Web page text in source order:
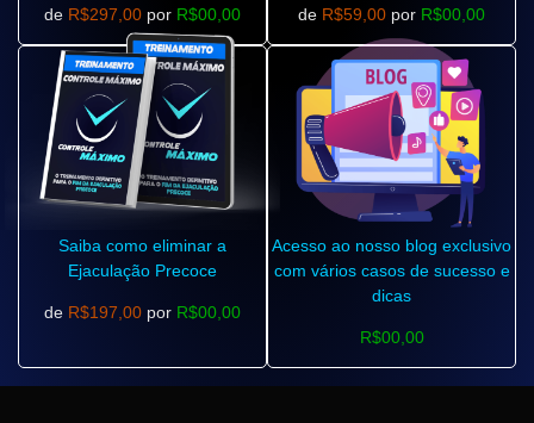
de R$297,00 por R$00,00 de R$59,00 por R$00,00
Saiba como eliminar a
Ejaculação Precoce
de R$197,00 por R$00,00
Acesso ao nosso blog exclusivo
com vários casos de sucesso e
dicas
R$00,00